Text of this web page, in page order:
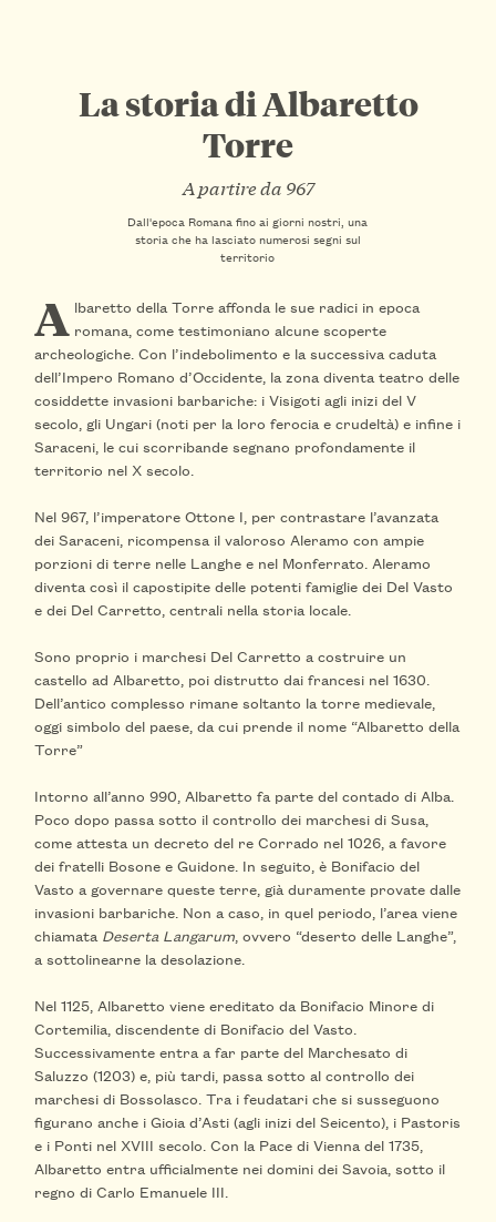
La storia di Albaretto
Torre
A partire da 967
Dall'epoca Romana fino ai giorni nostri, una
storia che ha lasciato numerosi segni sul
territorio
A lbaretto della Torre affonda le sue radici in epoca
romana, come testimoniano alcune scoperte
archeologiche. Con l’indebolimento e la successiva caduta
dell’Impero Romano d’Occidente, la zona diventa teatro delle
cosiddette invasioni barbariche: i Visigoti agli inizi del V
secolo, gli Ungari (noti per la loro ferocia e crudeltà) e infine i
Saraceni, le cui scorribande segnano profondamente il
territorio nel X secolo.
Nel 967, l’imperatore Ottone I, per contrastare l’avanzata
dei Saraceni, ricompensa il valoroso Aleramo con ampie
porzioni di terre nelle Langhe e nel Monferrato. Aleramo
diventa così il capostipite delle potenti famiglie dei Del Vasto
e dei Del Carretto, centrali nella storia locale.
Sono proprio i marchesi Del Carretto a costruire un
castello ad Albaretto, poi distrutto dai francesi nel 1630.
Dell’antico complesso rimane soltanto la torre medievale,
oggi simbolo del paese, da cui prende il nome “Albaretto della
Torre”
Intorno all’anno 990, Albaretto fa parte del contado di Alba.
Poco dopo passa sotto il controllo dei marchesi di Susa,
come attesta un decreto del re Corrado nel 1026, a favore
dei fratelli Bosone e Guidone. In seguito, è Bonifacio del
Vasto a governare queste terre, già duramente provate dalle
invasioni barbariche. Non a caso, in quel periodo, l’area viene
chiamata Deserta Langarum, ovvero “deserto delle Langhe”,
a sottolinearne la desolazione.
Nel 1125, Albaretto viene ereditato da Bonifacio Minore di
Cortemilia, discendente di Bonifacio del Vasto.
Successivamente entra a far parte del Marchesato di
Saluzzo (1203) e, più tardi, passa sotto al controllo dei
marchesi di Bossolasco. Tra i feudatari che si susseguono
figurano anche i Gioia d’Asti (agli inizi del Seicento), i Pastoris
e i Ponti nel XVIII secolo. Con la Pace di Vienna del 1735,
Albaretto entra ufficialmente nei domini dei Savoia, sotto il
regno di Carlo Emanuele III.